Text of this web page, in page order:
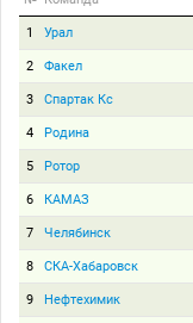
1 Урал
2 Факел
3 Спартак Кс
4 Родина
5 Ротор
6 КАМАЗ
7 Челябинск
8 СКА-Хабаровск
9 Нефтехимик